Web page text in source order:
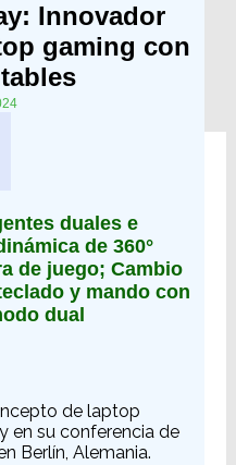
Innovador
gaming con
duales e
de 360°
de juego; Cambio
y mando con
dual
de laptop
en su conferencia de
Berlín, Alemania.